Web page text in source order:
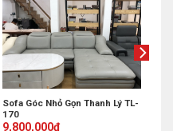
Sofa Góc Nhỏ Gọn Thanh Lý TL-
170
Original
9,800,000₫
Current